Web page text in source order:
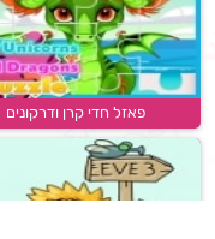
פאזל חדי קרן ודרקונים